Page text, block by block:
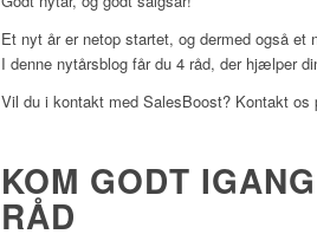
Et nyt år er netop startet, og dermed også et
I denne nytårsblog får du 4 råd, der hjælper
Vil du i kontakt med SalesBoost? Kontakt os
KOM GODT
RÅD